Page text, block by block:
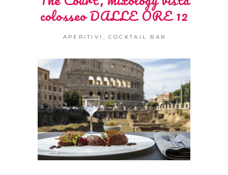
colosseo DALLE ORE 12
APERITIVI COCKTAIL BAR